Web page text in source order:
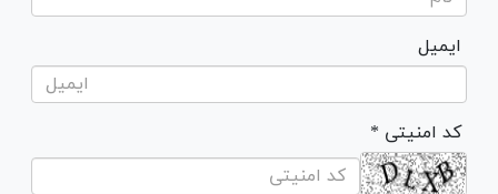
ایمیل
* کد امنیتی